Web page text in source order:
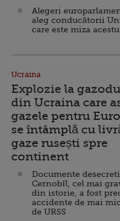
Alegeri
aleg conducătorii
care este miza
Ucraina
Explozie la
din Ucraina care
gazele pentru
se întâmplă cu
gaze rusești spre
continent
Documente
Cernobîl, cel mai
din istorie, a fost
accidente de mai
de URSS